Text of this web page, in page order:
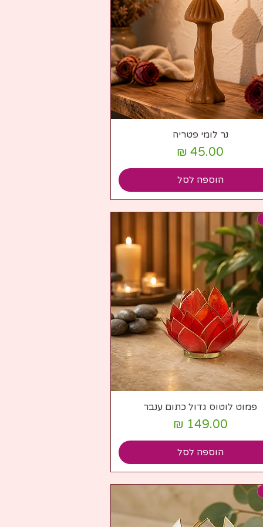
תצוגה מהירה
נר לומי פטריה
מחיר
הוספה לסל
תצוגה מהירה
פמוט לוטוס גדול כתום ענבר
מחיר
הוספה לסל